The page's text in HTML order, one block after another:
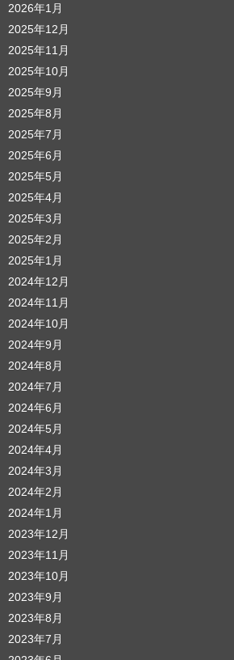
2026年1月
2025年12月
2025年11月
2025年10月
2025年9月
2025年8月
2025年7月
2025年6月
2025年5月
2025年4月
2025年3月
2025年2月
2025年1月
2024年12月
2024年11月
2024年10月
2024年9月
2024年8月
2024年7月
2024年6月
2024年5月
2024年4月
2024年3月
2024年2月
2024年1月
2023年12月
2023年11月
2023年10月
2023年9月
2023年8月
2023年7月